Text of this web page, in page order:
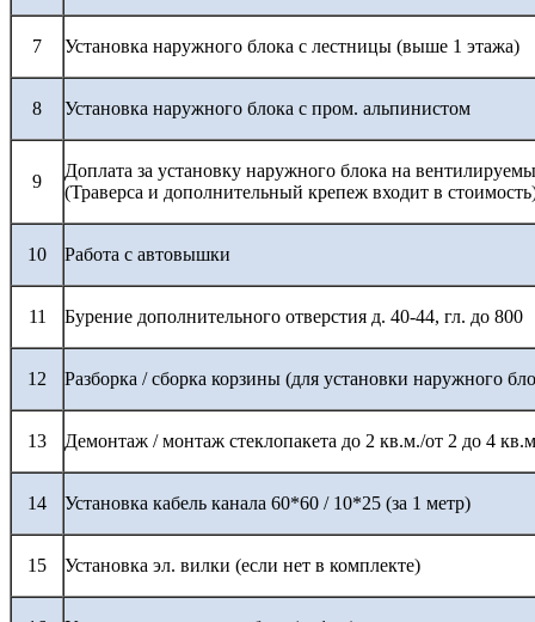
7 Установка наружного блока с лестницы (выше 1 этажа)
8 Установка наружного блока с пром. альпинистом
9
Доплата за установку наружного блока на
(Траверса и дополнительный крепеж входит в
10 Работа с автовышки
11 Бурение дополнительного отверстия д. 40-44, гл. до 800
12 Разборка / сборка корзины (для установки наружного
13 Демонтаж / монтаж стеклопакета до 2 кв.м./от 2 до 4
14 Установка кабель канала 60*60 / 10*25 (за 1 метр)
15 Установка эл. вилки (если нет в комплекте)